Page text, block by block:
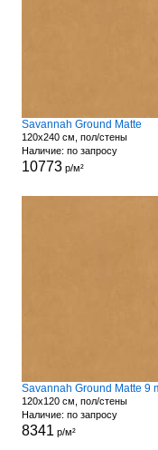
Savannah Ground Matte
120x240 см, пол/стены
Наличие: по запросу
10773р/м²
Savannah Ground Matte 9
120x120 см, пол/стены
Наличие: по запросу
8341 р/м²